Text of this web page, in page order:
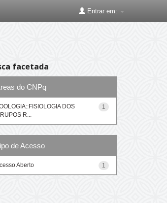
Entrar em:
facetada
do CNPq
1
DOS
R...
de Acesso
1
Aberto